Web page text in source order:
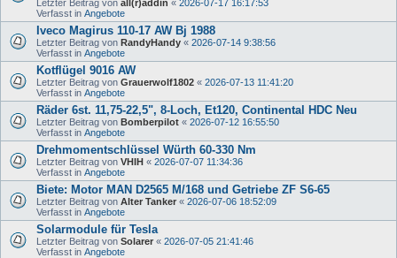
Letzter Beitrag von all(r)addin « 2026-07-17 16:17:53
Verfasst in Angebote
Iveco Magirus 110-17 AW Bj 1988
Letzter Beitrag von RandyHandy « 2026-07-14 9:38:56
Verfasst in Angebote
Kotflügel 9016 AW
Letzter Beitrag von Grauerwolf1802 « 2026-07-13 11:41:20
Verfasst in Angebote
Räder 6st. 11,75-22,5", 8-Loch, Et120, Continental HDC Neu
Letzter Beitrag von Bomberpilot « 2026-07-12 16:55:50
Verfasst in Angebote
Drehmomentschlüssel Würth 60-330 Nm
Letzter Beitrag von VHIH « 2026-07-07 11:34:36
Verfasst in Angebote
Biete: Motor MAN D2565 M/168 und Getriebe ZF S6-65
Letzter Beitrag von Alter Tanker « 2026-07-06 18:52:09
Verfasst in Angebote
Solarmodule für Tesla
Letzter Beitrag von Solarer « 2026-07-05 21:41:46
Verfasst in Angebote